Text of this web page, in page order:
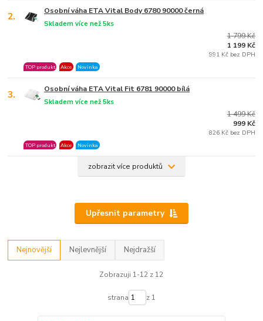
2. Osobní váha ETA Vital Body 6780 90000 černá
Skladem více než 5ks
TOP produkt Akce Novinka
1 799 Kč
1 199 Kč
991 Kč bez DPH
3. Osobní váha ETA Vital Fit 6781 90000 bílá
Skladem více než 5ks
TOP produkt Akce Novinka
1 499 Kč
999 Kč
826 Kč bez DPH
zobrazit více produktů
Upřesnit parametry
Nejnovější Nejlevnější Nejdražší
Zobrazuji 1-12 z 12
strana z 1